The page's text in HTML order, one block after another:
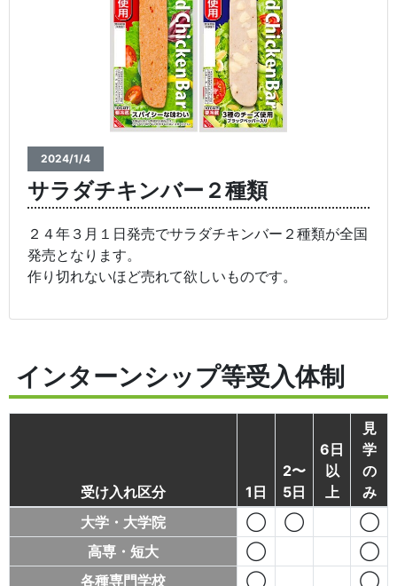
2024/1/4
サラダチキンバー２種類
２４年３月１日発売でサラダチキンバー２種類が全国
発売となります。
作り切れないほど売れて欲しいものです。
インターンシップ等受入体制
受け入れ区分 1日
2〜
5日
6日
以
上
見
学
の
み
大学・大学院
◯ ◯
◯
高専・短大
◯
◯
各種専門学校
◯ ◯